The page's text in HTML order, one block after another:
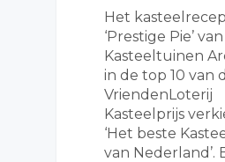
Het
‘Prestige Pie’ van
Kasteeltuinen
in de top 10 van
VriendenLoterij
Kasteelprijs
‘Het beste
van Nederland’.